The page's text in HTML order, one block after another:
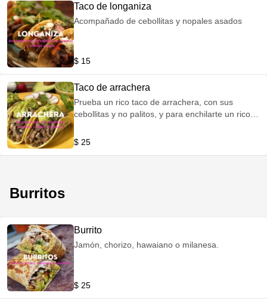
Taco de longaniza
Acompañado de cebollitas y nopales asados
$ 15
Taco de arrachera
Prueba un rico taco de arrachera, con sus
cebollitas y no palitos, y para enchilarte un rico
$ 25
Burritos
Burrito
Jamón, chorizo, hawaiano o milanesa.
$ 25